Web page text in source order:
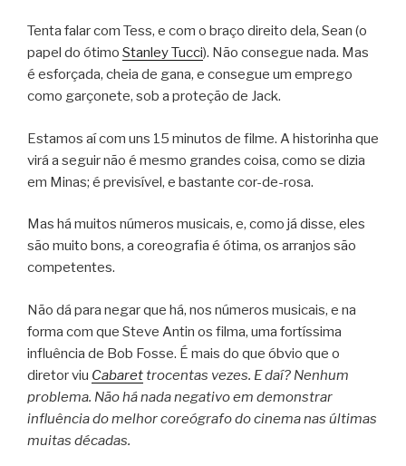
Tenta falar com Tess, e com o braço direito dela, Sean (o
papel do ótimo Stanley Tucci). Não consegue nada. Mas
é esforçada, cheia de gana, e consegue um emprego
como garçonete, sob a proteção de Jack.
Estamos aí com uns 15 minutos de filme. A historinha que
virá a seguir não é mesmo grandes coisa, como se dizia
em Minas; é previsível, e bastante cor-de-rosa.
Mas há muitos números musicais, e, como já disse, eles
são muito bons, a coreografia é ótima, os arranjos são
competentes.
Não dá para negar que há, nos números musicais, e na
forma com que Steve Antin os filma, uma fortíssima
influência de Bob Fosse. É mais do que óbvio que o
diretor viu Cabarettrocentas vezes. E daí? Nenhum
problema. Não há nada negativo em demonstrar
influência do melhor coreógrafo do cinema nas últimas
muitas décadas.